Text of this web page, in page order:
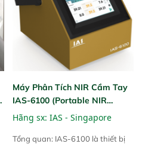
Máy Phân Tích NIR Cầm Tay
IAS-6100 (Portable NIR
Analyzer)
Hãng sx: IAS - Singapore
Tổng quan: IAS-6100 là thiết bị